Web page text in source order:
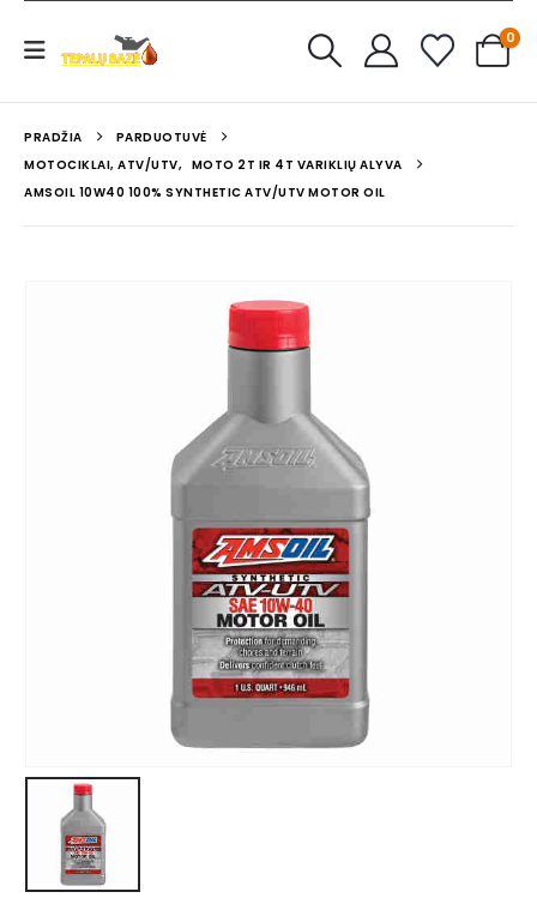
0
PRADŽIA
PARDUOTUVĖ
MOTOCIKLAI, ATV/UTV, MOTO 2T IR 4T VARIKLIŲ ALYVA
AMSOIL 10W40 100% SYNTHETIC ATV/UTV MOTOR OIL